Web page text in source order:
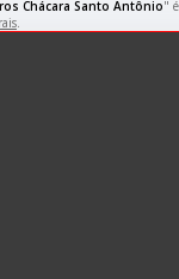
Chácara Santo Antônio"
.